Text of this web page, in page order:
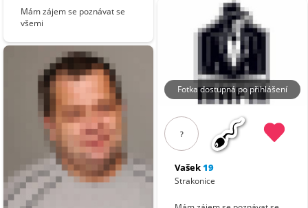
Mám zájem se poznávat se
všemi
Fotka dostupná po přihlášení
?
Vašek19
Strakonice